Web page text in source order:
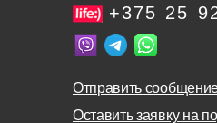
+375 25
Отправить
Оставить заявку на